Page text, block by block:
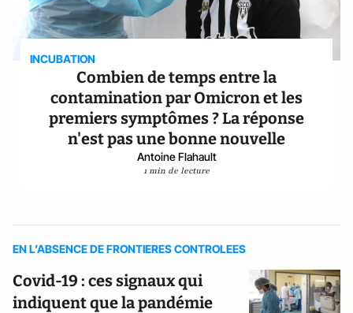
INCUBATION
Combien de temps entre la
contamination par Omicron et les
premiers symptômes ? La réponse
n'est pas une bonne nouvelle
Antoine Flahault
1 min de lecture
EN L’ABSENCE DE FRONTIERES CONTROLEES
Covid-19 : ces signaux qui
indiquent que la pandémie